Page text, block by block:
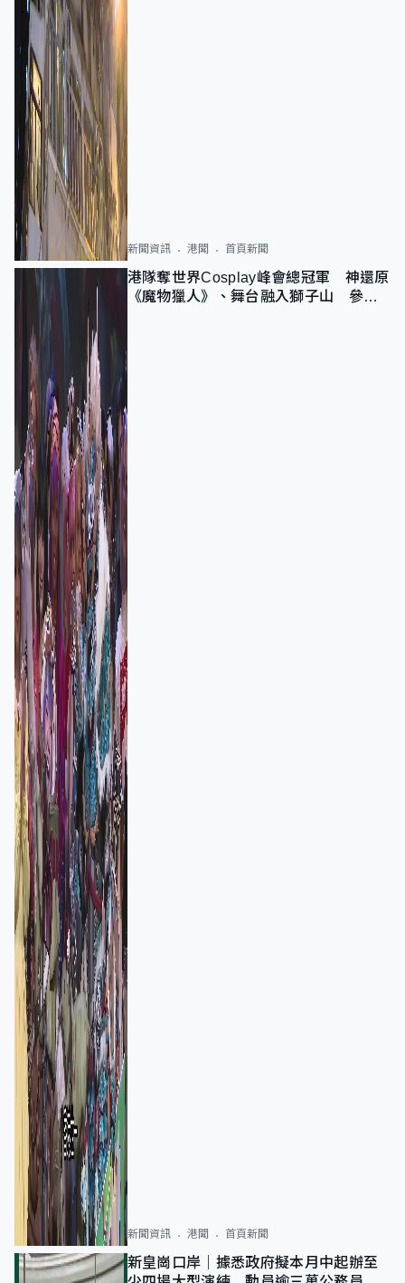
新聞資訊 港聞 首頁新聞
港隊奪世界Cosplay峰會總冠軍 神還原
《魔物獵人》、舞台融入獅子山 參賽
新聞資訊 港聞 首頁新聞
新皇崗口岸｜據悉政府擬本月中起辦至